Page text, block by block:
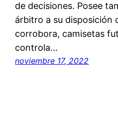
de decisiones. Posee
árbitro a su disposición
corrobora, camisetas
controla…
noviembre 17, 2022